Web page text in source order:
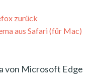
zurück
aus Safari (für Mac)
von Microsoft Edge